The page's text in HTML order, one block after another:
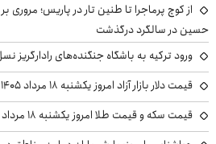
از کوچ‌ پرماجرا تا طنین تار در پاریس؛ مروری
حسین در سالگرد درگذشت
ورود ترکیه به باشگاه جنگنده‌های رادارگریز
قیمت دلار بازار آزاد امروز یکشنبه ۱۸ مرداد ۱۴۰۵ +جدول
قیمت سکه و قیمت طلا امروز یکشنبه ۱۸ مرداد ۱۴۰۵ + جدول